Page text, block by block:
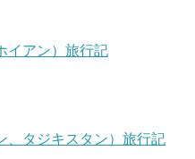
イアン）旅行記
、タジキスタン）旅行記